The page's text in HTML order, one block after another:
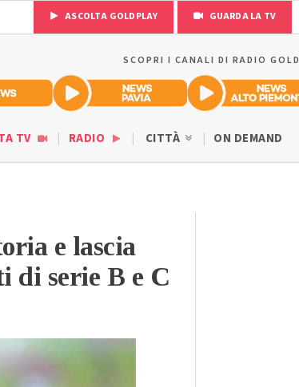
ASCOLTA GOLDPLAY GUARDA LA TV
SCOPRI I CANALI DI RADIO GOLD
TV RADIO CITTÀ ON DEMAND
e lascia
di serie B e C